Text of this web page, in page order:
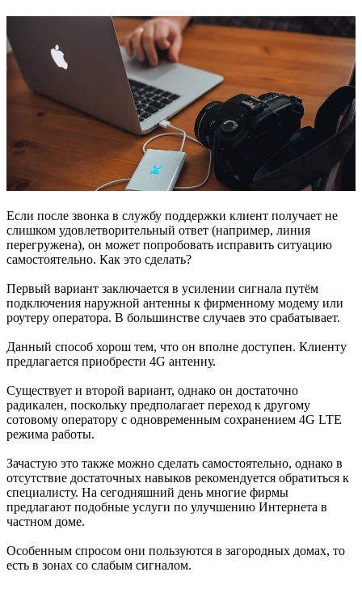
Если после звонка в службу поддержки клиент получает не
слишком удовлетворительный ответ (например, линия
перегружена), он может попробовать исправить ситуацию
самостоятельно. Как это сделать?
Первый вариант заключается в усилении сигнала путём
подключения наружной антенны к фирменному модему или
роутеру оператора. В большинстве случаев это срабатывает.
Данный способ хорош тем, что он вполне доступен. Клиенту
предлагается приобрести 4G антенну.
Существует и второй вариант, однако он достаточно
радикален, поскольку предполагает переход к другому
сотовому оператору с одновременным сохранением 4G LTE
режима работы.
Зачастую это также можно сделать самостоятельно, однако в
отсутствие достаточных навыков рекомендуется обратиться к
специалисту. На сегодняшний день многие фирмы
предлагают подобные услуги по улучшению Интернета в
частном доме.
Особенным спросом они пользуются в загородных домах, то
есть в зонах со слабым сигналом.